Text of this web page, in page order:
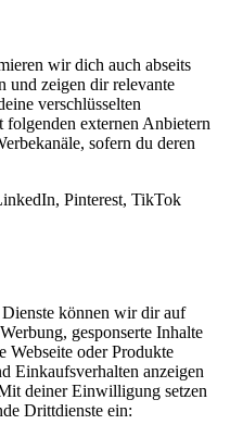
wir dich auch abseits
und zeigen dir relevante
verschlüsselten
folgenden externen Anbietern
sofern du deren
Pinterest, TikTok
können wir dir auf
gesponserte Inhalte
Webseite oder Produkte
Einkaufsverhalten anzeigen
deiner Einwilligung setzen
Drittdienste ein: